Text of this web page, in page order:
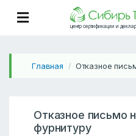
центр сертификации и
Главная / Отказное
Отказное письмо
фурнитуру